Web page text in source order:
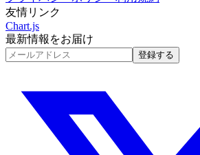
友情リンク
Chart.js
最新情報をお届け
登録する